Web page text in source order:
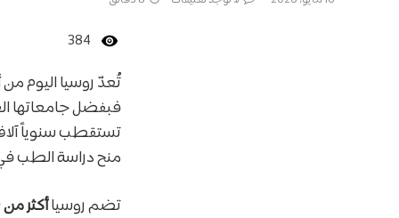
384
تُعدّ روسيا اليوم
فبفضل جامعاتها
تستقطب سنوياً
منح دراسة الطب
تضم روسياأكثر من 70 جامعة طبية معتمدة